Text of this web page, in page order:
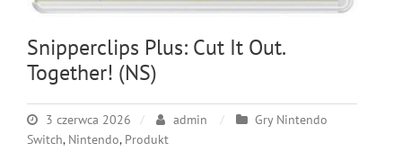
Snipperclips Plus: Cut It Out.
Together! (NS)
3 czerwca 2026 admin
Gry Nintendo
Switch, Nintendo, Produkt